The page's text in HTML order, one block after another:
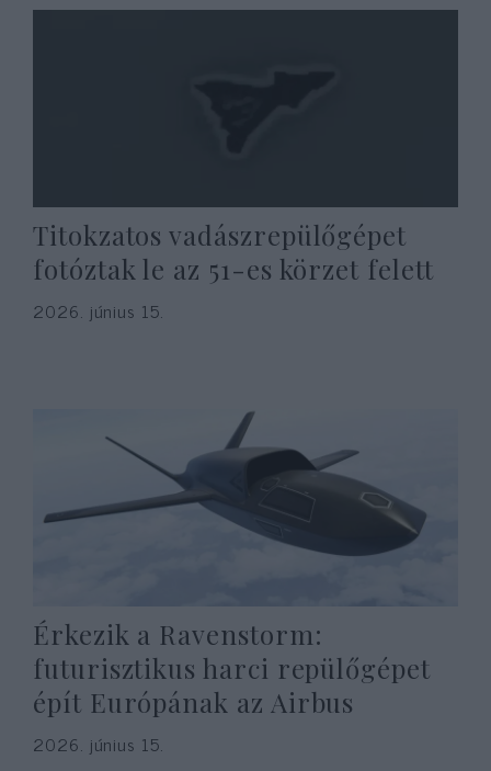
Titokzatos vadászrepülőgépet
fotóztak le az 51-es körzet felett
2026. június 15.
Érkezik a Ravenstorm:
futurisztikus harci repülőgépet
épít Európának az Airbus
2026. június 15.